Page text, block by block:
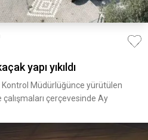
yapı yıkıldı
Kontrol Müdürlüğünce yürütülen
çerçevesinde Ay